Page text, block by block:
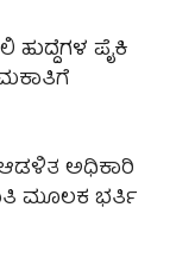
ಹುದ್ದೆಗಳ ಪೈಕಿ
ಆಡಳಿತ ಅಧಿಕಾರಿ
ಮೂಲಕ ಭರ್ತಿ